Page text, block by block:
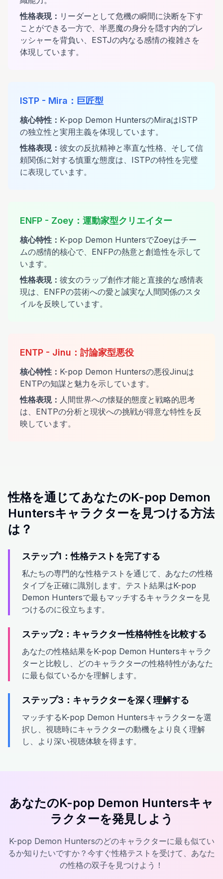
性格表現： リーダーとして危機の瞬間に決断を下す
ことができる一方で、半悪魔の身分を隠す内的プレ
ッシャーを背負い、ESTJの内なる感情の複雑さを
体現しています。
ISTP - Mira ： 巨匠型
核心特性 ： K-pop Demon HuntersのMiraはISTP
の独立性と実用主義を体現しています。
性格表現： 彼女の反抗精神と率直な性格、そして信
頼関係に対する慎重な態度は、ISTPの特性を完璧
に表現しています。
ENFP - Zoey ： 運動家型クリエイター
核心特性 ： K-pop Demon HuntersでZoeyはチー
ムの感情的核心で、ENFPの熱意と創造性を示して
います。
性格表現： 彼女のラップ創作才能と直接的な感情表
現は、ENFPの芸術への愛と誠実な人間関係のスタ
イルを反映しています。
ENTP - Jinu ： 討論家型悪役
核心特性 ： K-pop Demon Huntersの悪役Jinuは
ENTPの知謀と魅力を示しています。
性格表現： 人間世界への懐疑的態度と戦略的思考
は、ENTPの分析と現状への挑戦が得意な特性を反
映しています。
性格を通じてあなたのK-pop Demon
Huntersキャラクターを見つける方法
は？
ステップ1：性格テストを完了する
私たちの専門的な性格テストを通じて、あなたの性格
タイプを正確に識別します。テスト結果はK-pop
Demon Huntersで最もマッチするキャラクターを見
つけるのに役立ちます。
ステップ2：キャラクター性格特性を比較する
あなたの性格結果をK-pop Demon Huntersキャラク
ターと比較し、どのキャラクターの性格特性があなた
に最も似ているかを理解します。
ステップ3：キャラクターを深く理解する
マッチするK-pop Demon Huntersキャラクターを選
択し、視聴時にキャラクターの動機をより良く理解
し、より深い視聴体験を得ます。
あなたのK-pop Demon Huntersキャ
ラクターを発見しよう
K-pop Demon Huntersのどのキャラクターに最も似てい
るか知りたいですか？今すぐ性格テストを受けて、あなた
の性格の双子を見つけよう！